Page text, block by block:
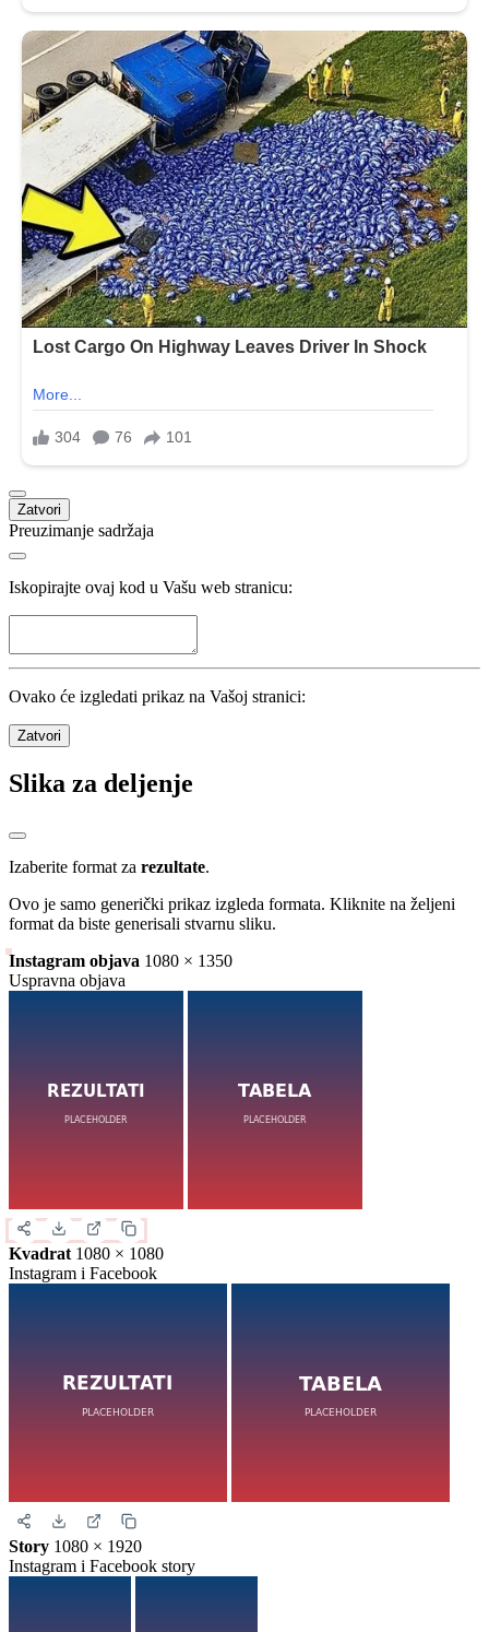
Zatvori
Preuzimanje sadržaja
Iskopirajte ovaj kod u Vašu web stranicu:
Ovako će izgledati prikaz na Vašoj stranici:
Zatvori
Slika za deljenje
Izaberite format za rezultate.
Ovo je samo generički prikaz izgleda formata. Kliknite na željeni
format da biste generisali stvarnu sliku.
Instagram objava 1080 × 1350
Uspravna objava
Kvadrat 1080 × 1080
Instagram i Facebook
Story 1080 × 1920
Instagram i Facebook story